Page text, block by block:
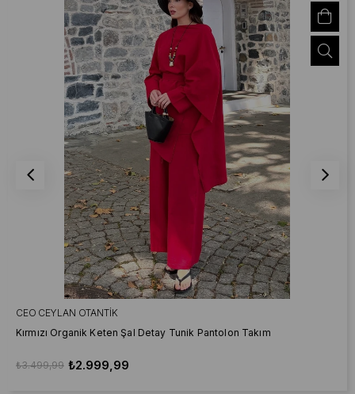
CEO CEYLAN OTANTIK
Kırmızı Organik Keten Şal Detay Tunik Pantolon Takım
₺2.999,99
₺3.499,99